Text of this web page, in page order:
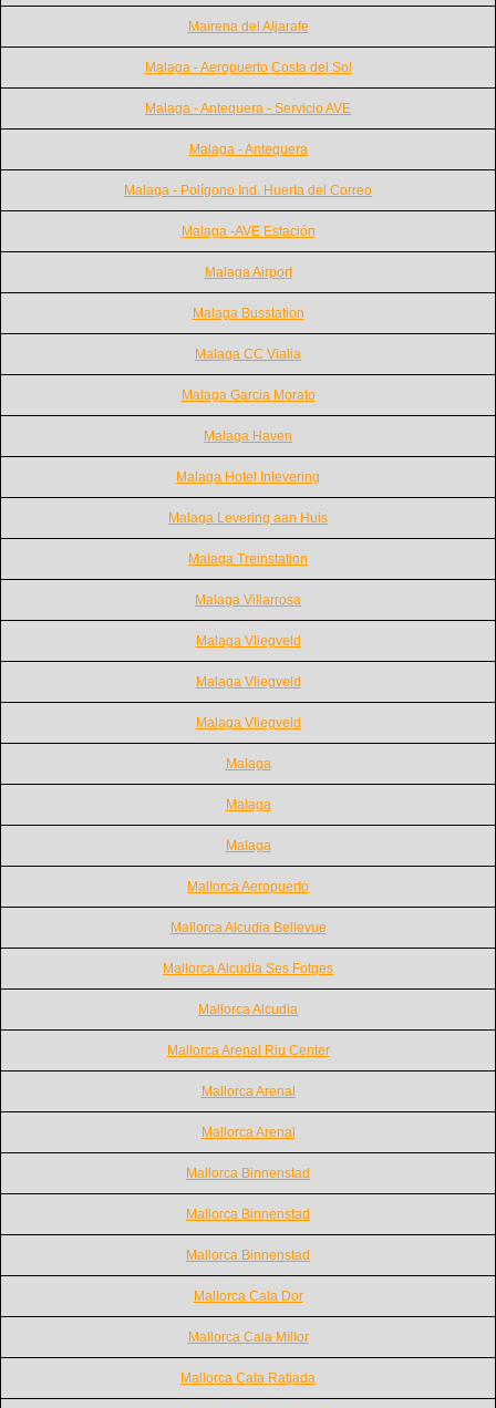
Mairena del Aljarafe
Malaga - Aeropuerto Costa del Sol
Malaga - Antequera - Servicio AVE
Malaga - Antequera
Malaga - Polígono Ind. Huerta del Correo
Malaga -AVE Estación
Malaga Airport
Malaga Busstation
Malaga CC Vialia
Malaga Garcia Morato
Malaga Haven
Malaga Hotel Inlevering
Malaga Levering aan Huis
Malaga Treinstation
Malaga Villarrosa
Malaga Vliegveld
Malaga Vliegveld
Malaga Vliegveld
Malaga
Malaga
Malaga
Mallorca Aeropuerto
Mallorca Alcudia Bellevue
Mallorca Alcudia Ses Fotges
Mallorca Alcudia
Mallorca Arenal Riu Center
Mallorca Arenal
Mallorca Arenal
Mallorca Binnenstad
Mallorca Binnenstad
Mallorca Binnenstad
Mallorca Cala Dor
Mallorca Cala Millor
Mallorca Cala Ratjada